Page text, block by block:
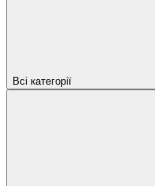
Всі категорії